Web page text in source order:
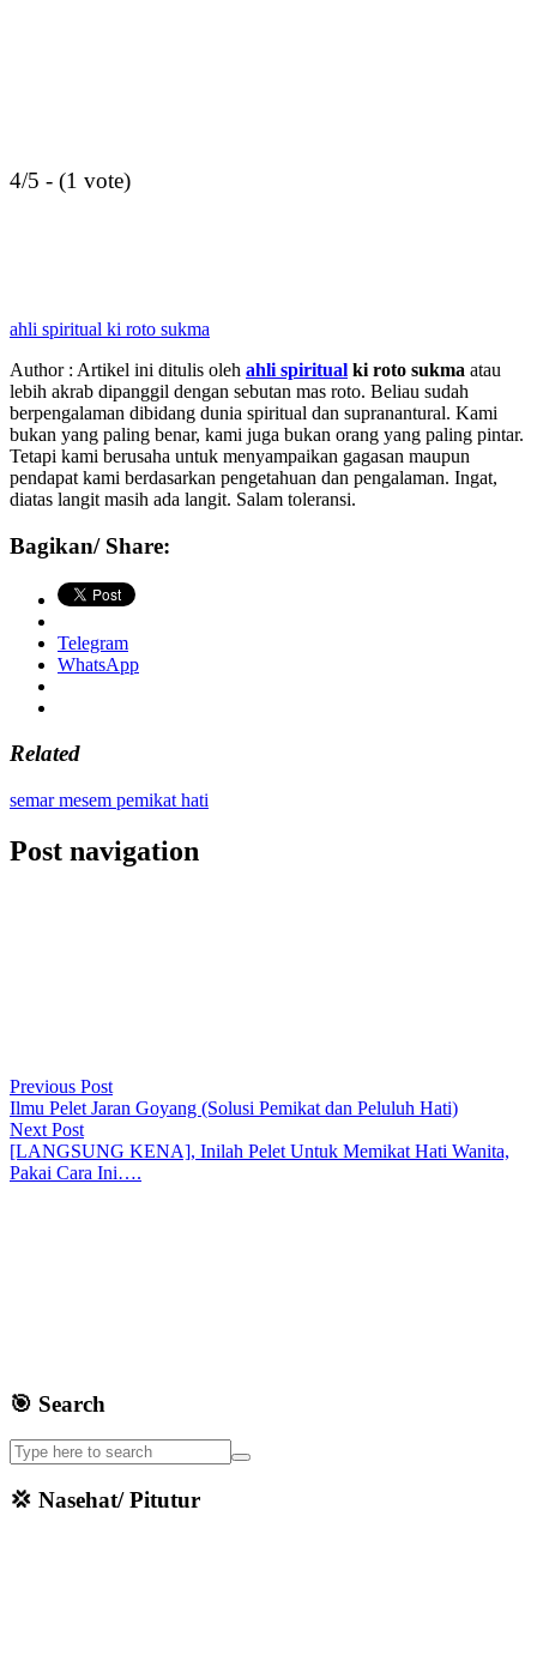
4/5 - (1 vote)
ahli spiritual ki roto sukma
Author : Artikel ini ditulis oleh ahli spiritual ki roto sukma atau
lebih akrab dipanggil dengan sebutan mas roto. Beliau sudah
berpengalaman dibidang dunia spiritual dan supranantural. Kami
bukan yang paling benar, kami juga bukan orang yang paling pintar.
Tetapi kami berusaha untuk menyampaikan gagasan maupun
pendapat kami berdasarkan pengetahuan dan pengalaman. Ingat,
diatas langit masih ada langit. Salam toleransi.
Bagikan/ Share:
Telegram
WhatsApp
Related
semar mesem pemikat hati
Post navigation
Previous Post
Ilmu Pelet Jaran Goyang (Solusi Pemikat dan Peluluh Hati)
Next Post
[LANGSUNG KENA], Inilah Pelet Untuk Memikat Hati Wanita,
Pakai Cara Ini….
🎯 Search
💢 Nasehat/ Pitutur